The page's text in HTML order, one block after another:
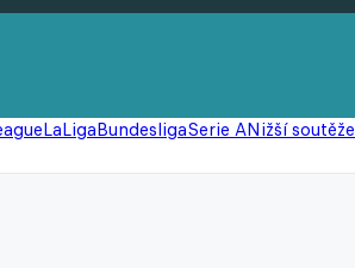
LaLigaBundesligaSerie ANižší soutěže